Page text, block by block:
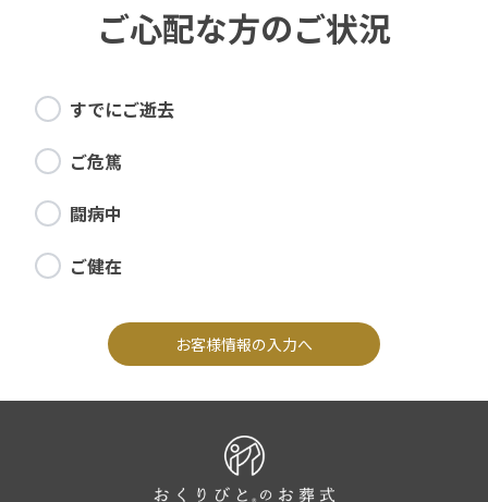
ご心配な方のご状況
すでにご逝去
ご危篤
闘病中
ご健在
お客様情報の入力へ